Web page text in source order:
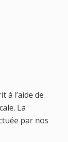
à l’aide de
La
par nos